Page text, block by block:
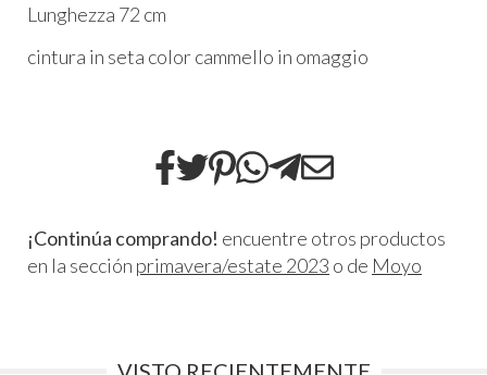
Lunghezza 72 cm
cintura in seta color cammello in omaggio
¡Continúa comprando! encuentre otros productos
en la sección primavera/estate 2023 o de Moyo